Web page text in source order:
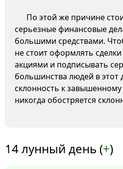
По этой же причине
серьезные финансовые
большими средствами.
не стоит оформлять
акциями и подписывать
большинства людей в этот
склонность к
никогда обостряется
14 лунный день (+)